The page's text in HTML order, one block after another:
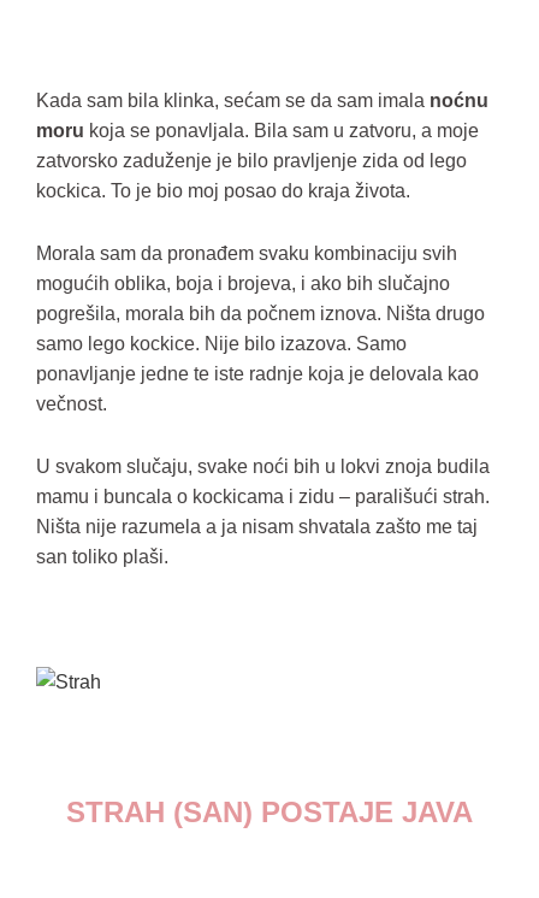
Kada sam bila klinka, sećam se da sam imala noćnu
moru koja se ponavljala. Bila sam u zatvoru, a moje
zatvorsko zaduženje je bilo pravljenje zida od lego
kockica. To je bio moj posao do kraja života.
Morala sam da pronađem svaku kombinaciju svih
mogućih oblika, boja i brojeva, i ako bih slučajno
pogrešila, morala bih da počnem iznova. Ništa drugo
samo lego kockice. Nije bilo izazova. Samo
ponavljanje jedne te iste radnje koja je delovala kao
večnost.
U svakom slučaju, svake noći bih u lokvi znoja budila
mamu i buncala o kockicama i zidu – parališući strah.
Ništa nije razumela a ja nisam shvatala zašto me taj
san toliko plaši.
STRAH (SAN) POSTAJE JAVA